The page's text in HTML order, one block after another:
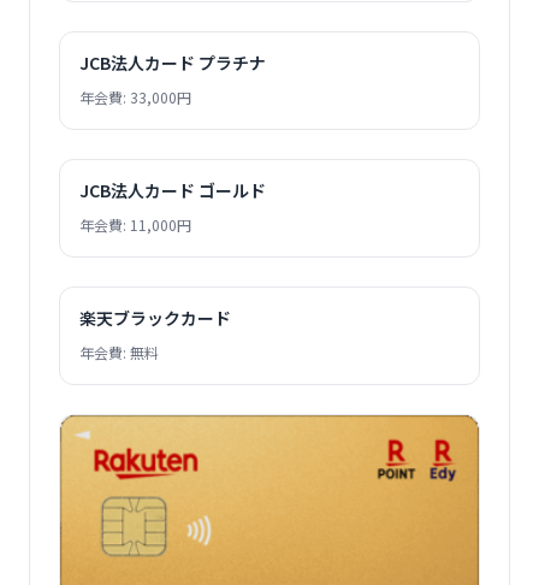
JCB法人カード プラチナ
年会費: 33,000円
JCB法人カード ゴールド
年会費: 11,000円
楽天ブラックカード
年会費: 無料